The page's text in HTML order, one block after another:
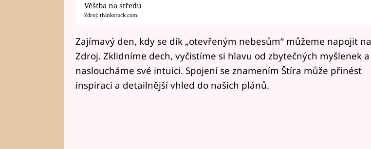
Věštba na středu
Zdroj: thinkstock.com
Zajímavý den, kdy se dík „otevřeným nebesům“ můžeme napojit na
Zdroj. Zklidníme dech, vyčistíme si hlavu od zbytečných myšlenek a
nasloucháme své intuici. Spojení se znamením Štíra může přinést
inspiraci a detailnější vhled do našich plánů.